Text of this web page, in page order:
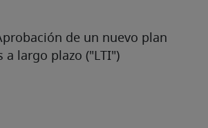
de un nuevo plan
a largo plazo ("LTI")